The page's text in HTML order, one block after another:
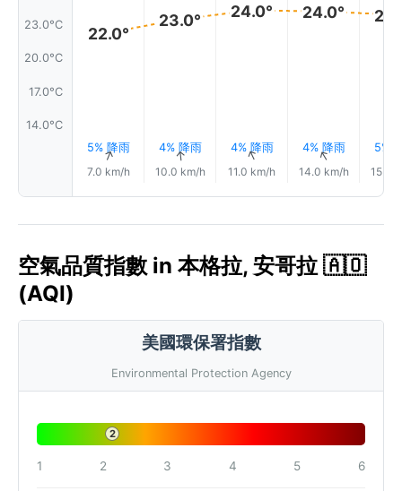
23.0°C
20.0°C
17.0°C
14.0°C
22.0°
5% 降雨
↑
7.0 km/h
23.0°
4% 降雨
↑
10.0 km/h
24.0°
4% 降雨
↑
11.0 km/h
24.0°
4% 降雨
↑
14.0 km/h
5%
15.0
空氣品質指數 in 本格拉, 安哥拉 🇦🇴
(AQI)
美國環保署指數
Environmental Protection Agency
2
1 2 3 4 5 6